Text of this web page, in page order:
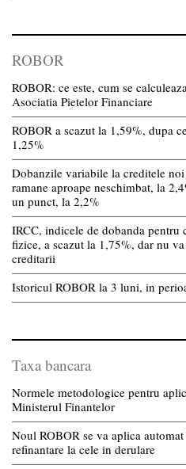
ROBOR
ROBOR: ce este, cum se
Asociatia Pietelor Financiare
ROBOR a scazut la 1,59%, dupa
1,25%
Dobanzile variabile la creditele
ramane aproape neschimbat, la
un punct, la 2,2%
IRCC, indicele de dobanda pentru
fizice, a scazut la 1,75%, dar nu
creditarii
Istoricul ROBOR la 3 luni, in
Taxa bancara
Normele metodologice pentru
Ministerul Finantelor
Noul ROBOR se va aplica
refinantare la cele in derulare